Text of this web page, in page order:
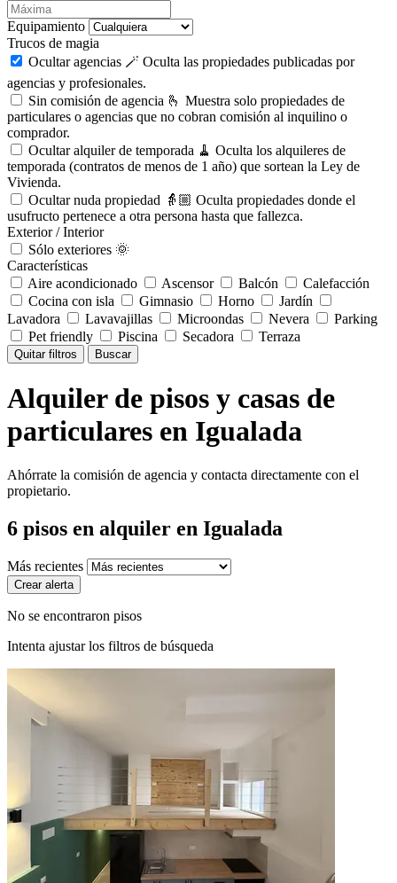
Equipamiento
Trucos de magia
Ocultar agencias 🪄 Oculta las propiedades publicadas por
agencias y profesionales.
Sin comisión de agencia 🫰 Muestra solo propiedades de
particulares o agencias que no cobran comisión al inquilino o
comprador.
Ocultar alquiler de temporada 🧹 Oculta los alquileres de
temporada (contratos de menos de 1 año) que sortean la Ley de
Vivienda.
Ocultar nuda propiedad 👵🏼 Oculta propiedades donde el
usufructo pertenece a otra persona hasta que fallezca.
Exterior / Interior
Sólo exteriores 🌞
Características
Aire acondicionado
Ascensor Balcón
Calefacción
Cocina con isla
Gimnasio Horno
Jardín
Lavadora
Lavavajillas Microondas Nevera
Parking
Pet friendly
Piscina Secadora Terraza
Quitar filtros Buscar
Alquiler de pisos y casas de
particulares en Igualada
Ahórrate la comisión de agencia y contacta directamente con el
propietario.
6 pisos en alquiler en Igualada
Más recientes
Crear alerta
No se encontraron pisos
Intenta ajustar los filtros de búsqueda